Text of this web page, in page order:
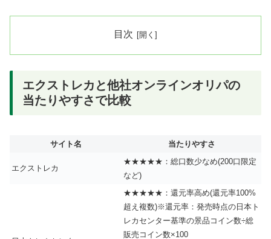
目次
エクストレカと他社オンラインオリパの
当たりやすさで比較
サイト名 当たりやすさ
エクストレカ
★★★★★：総口数少なめ(200口限定
など)
★★★★★：還元率高め(還元率100%
超え複数)※還元率：発売時点の日本ト
レカセンター基準の景品コイン数÷総
販売コイン数×100